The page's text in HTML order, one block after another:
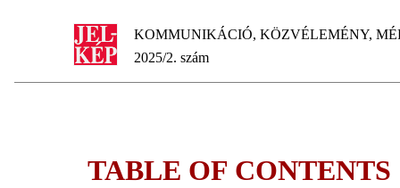
KOMMUNIKÁCIÓ, KÖZVÉLEMÉNY,
2025/2. szám
TABLE OF CONTENTS